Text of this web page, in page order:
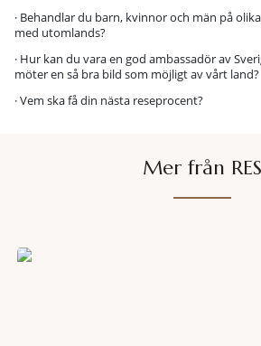
· Behandlar du barn, kvinnor och män på
med utomlands?
· Hur kan du vara en god ambassadör av
möter en så bra bild som möjligt av vårt land?
· Vem ska få din nästa reseprocent?
Mer från RES